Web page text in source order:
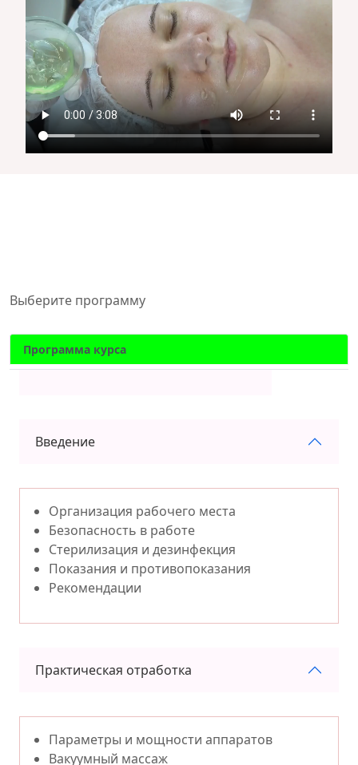
Выберите программу
Программа курса
Введение
Организация рабочего места
Безопасность в работе
Стерилизация и дезинфекция
Показания и противопоказания
Рекомендации
Практическая отработка
Параметры и мощности аппаратов
Вакуумный массаж